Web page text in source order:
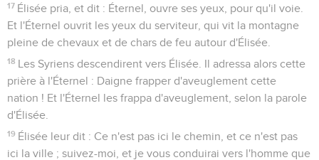
17 Élisée pria, et dit : Éternel, ouvre ses yeux, pour qu'il voie.
Et l'Éternel ouvrit les yeux du serviteur, qui vit la montagne
pleine de chevaux et de chars de feu autour d'Élisée.
18 Les Syriens descendirent vers Élisée. Il adressa alors cette
prière à l'Éternel : Daigne frapper d'aveuglement cette
nation ! Et l'Éternel les frappa d'aveuglement, selon la parole
d'Élisée.
19 Élisée leur dit : Ce n'est pas ici le chemin, et ce n'est pas
ici la ville ; suivez-moi, et je vous conduirai vers l'homme que